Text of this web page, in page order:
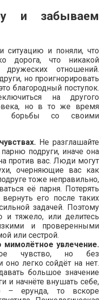
и забываем
ситуацию и поняли, что
дорога, что никакой
отношений.
но проигнорировать
благородный поступок.
на другого
но в то же время
борьбы со своими
Не разглашайте
подруги, иначе она
против вас. Люди могут
очерняющие вас как
тоже неправильно,
её парня. Потерять
его после таких
задачей. Поэтому
и тяжело, или делитесь
и проверенными
или сестрой.
мимолётное увлечение.
чувство, но без
оно легко сойдёт на нет.
большое значение
и начнёте внушать себе,
– ерунда, то вскоре